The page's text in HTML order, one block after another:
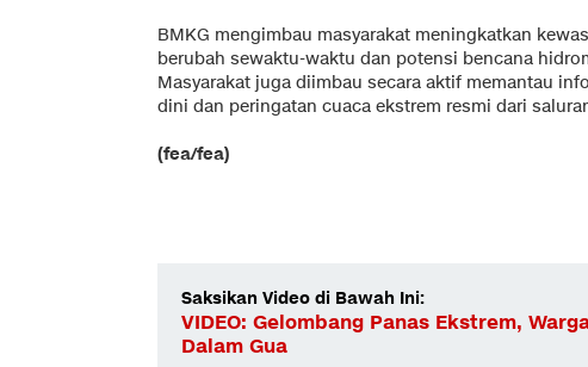
BMKG mengimbau masyarakat meningkatkan
berubah sewaktu-waktu dan potensi bencana
Masyarakat juga diimbau secara aktif memantau
dini dan peringatan cuaca ekstrem resmi dari
(fea/fea)
Saksikan Video di Bawah Ini:
VIDEO: Gelombang Panas Ekstrem,
Dalam Gua